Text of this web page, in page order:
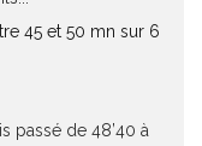
45 et 50 mn sur 6
passé de 48’40 à